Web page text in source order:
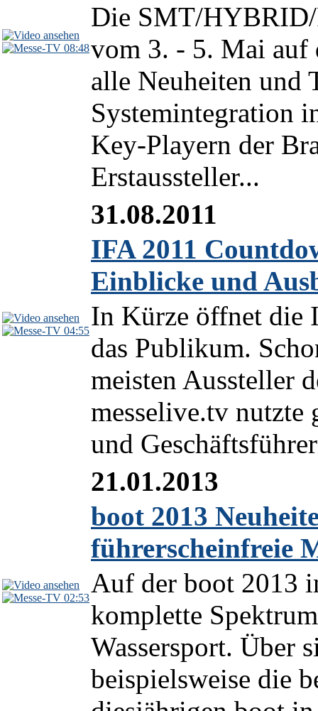
08:48
Die SMT/
vom 3. - 5. Mai auf
alle Neuheiten und
Systemintegration
Key-Playern der
Erstaussteller...
04:55
31.08.2011
IFA 2011
Einblicke und
In Kürze öffnet die
das Publikum.
meisten Aussteller
messelive.tv nutzte
und
02:53
21.01.2013
boot 2013
führerscheinfreie
Auf der boot 2013
komplette
Wassersport. Über
beispielsweise die